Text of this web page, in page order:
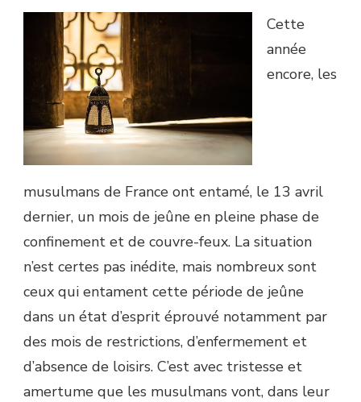
Cette
année
encore, les
musulmans de France ont entamé, le 13 avril
dernier, un mois de jeûne en pleine phase de
confinement et de couvre-feux. La situation
n’est certes pas inédite, mais nombreux sont
ceux qui entament cette période de jeûne
dans un état d’esprit éprouvé notamment par
des mois de restrictions, d’enfermement et
d’absence de loisirs. C’est avec tristesse et
amertume que les musulmans vont, dans leur